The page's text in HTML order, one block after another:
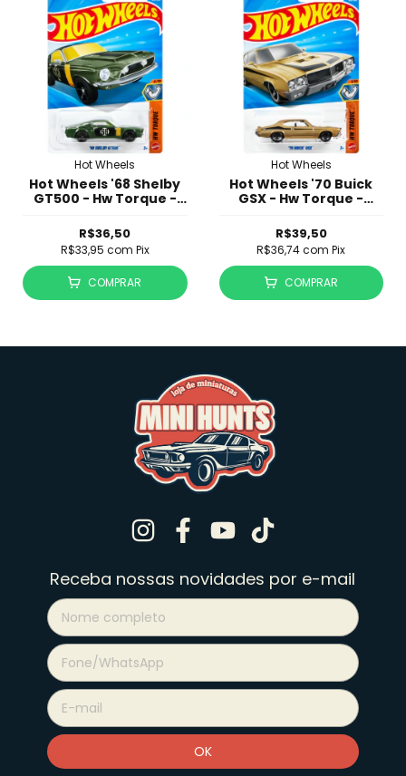
Hot Wheels
Hot Wheels '68 Shelby
GT500 - Hw Torque -
R$36,50
R$33,95 com Pix
COMPRAR
Hot Wheels
Hot Wheels '70 Buick
GSX - Hw Torque -
R$39,50
R$36,74com Pix
COMPRAR
Receba nossas novidades por e-mail